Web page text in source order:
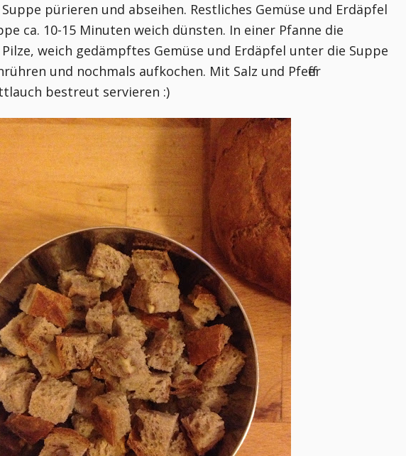
pürieren und abseihen. Restliches Gemüse und Erdäpfel
ca. 10-15 Minuten weich dünsten. In einer Pfanne die
weich gedämpftes Gemüse und Erdäpfel unter die Suppe
und nochmals aufkochen. Mit Salz und Pfeffer
bestreut servieren :)